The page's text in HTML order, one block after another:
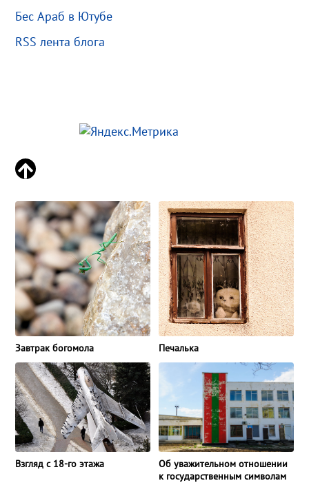
Бес Араб в Ютубе
RSS лента блога
Завтрак богомола Печалька
Взгляд с 18-го этажа
Об уважительном отношении
к государственным символам